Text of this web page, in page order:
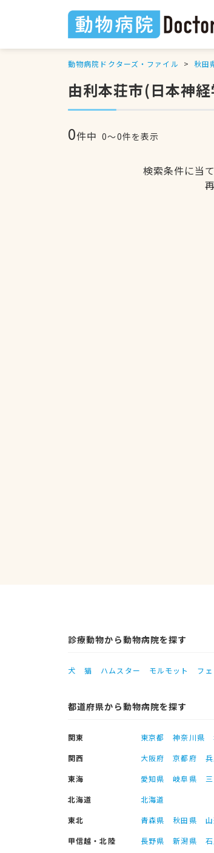
動物病院ドクターズ・ファイル 秋田
由利本荘市(日本神
0件中 0〜0件を表示
検索条件に当
診療動物から動物病院を探す
犬 猫 ハムスター モルモット フ
都道府県から動物病院を探す
関東 東京都 神奈川県
関西
大阪府 京都府
東海
愛知県 岐阜県
北海道
北海道
東北
青森県 秋田県
甲信越・北陸
長野県 新潟県